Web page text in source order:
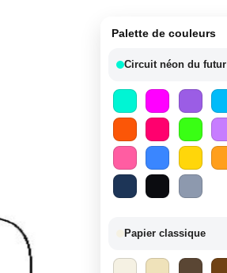
Palette de couleurs
Circuit néon du futur
Papier classique